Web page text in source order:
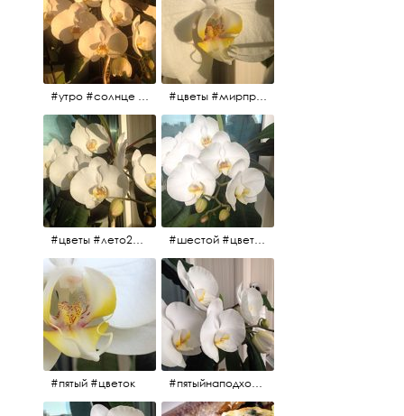
#утро #солнце #белыеночи2017 #санктпетербург #цветы #седьмойпошёл #цветы #мирпрекрасен #пятьутра
#цветы #лето2017 #седьмойнаподходе #шестой #всегодевять #шестой #цветыцветут #цветы #лето2017 #летнийснег
#пятый #цветок #пятыйнаподходе# цветы #весна2017